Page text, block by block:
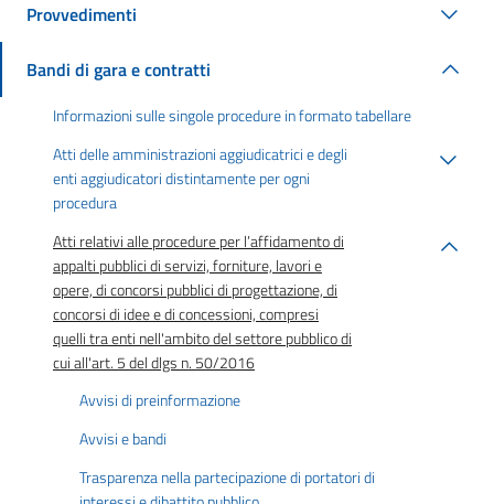
Provvedimenti
Bandi di gara e contratti
Informazioni sulle singole procedure in formato tabellare
Atti delle amministrazioni aggiudicatrici e degli
enti aggiudicatori distintamente per ogni
procedura
Atti relativi alle procedure per l’affidamento di
appalti pubblici di servizi, forniture, lavori e
opere, di concorsi pubblici di progettazione, di
concorsi di idee e di concessioni, compresi
quelli tra enti nell'ambito del settore pubblico di
cui all'art. 5 del dlgs n. 50/2016
Avvisi di preinformazione
Avvisi e bandi
Trasparenza nella partecipazione di portatori di